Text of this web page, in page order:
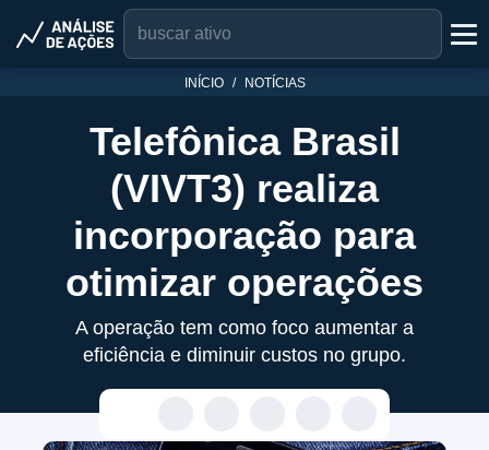
INÍCIO NOTÍCIAS
Telefônica Brasil
(VIVT3) realiza
incorporação para
otimizar operações
A operação tem como foco aumentar a
eficiência e diminuir custos no grupo.